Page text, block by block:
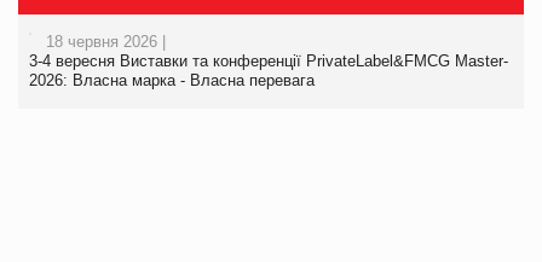
18 червня 2026 |
3-4 вересня Виставки та конференції PrivateLabel&FMCG Master-
2026: Власна марка - Власна перевага